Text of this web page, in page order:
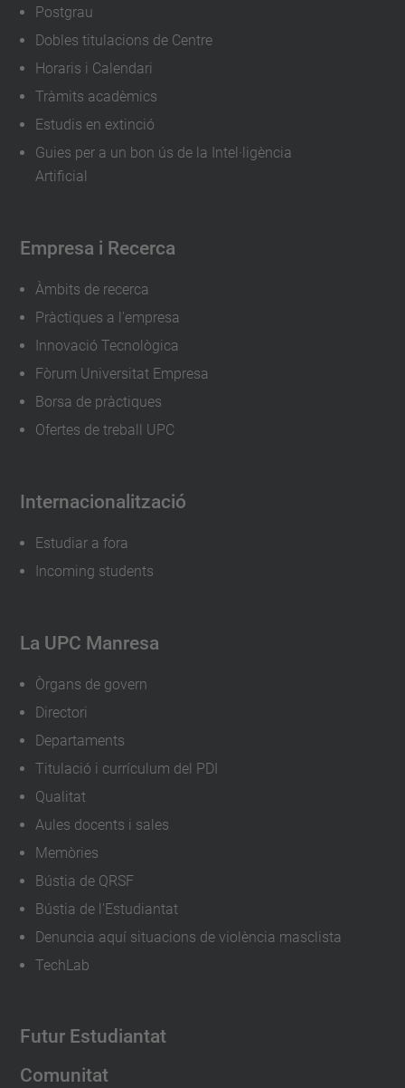
Postgrau
Dobles titulacions de Centre
Horaris i Calendari
Tràmits acadèmics
Estudis en extinció
Guies per a un bon ús de la Intel·ligència
Artificial
Empresa i Recerca
Àmbits de recerca
Pràctiques a l'empresa
Innovació Tecnològica
Fòrum Universitat Empresa
Borsa de pràctiques
Ofertes de treball UPC
Internacionalització
Estudiar a fora
Incoming students
La UPC Manresa
Òrgans de govern
Directori
Departaments
Titulació i currículum del PDI
Qualitat
Aules docents i sales
Memòries
Bústia de QRSF
Bústia de l'Estudiantat
Denuncia aquí situacions de violència masclista
TechLab
Futur Estudiantat
Comunitat